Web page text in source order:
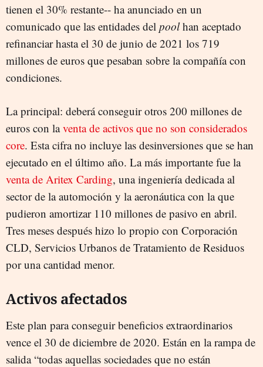
tienen el 30% restante-- ha anunciado en un
comunicado que las entidades del poolhan aceptado
refinanciar hasta el 30 de junio de 2021 los 719
millones de euros que pesaban sobre la compañía con
condiciones.
La principal: deberá conseguir otros 200 millones de
euros con laventa de activos que no son considerados
core. Esta cifra no incluye las desinversiones que se han
ejecutado en el último año. La más importante fue la
venta de Aritex Carding, una ingeniería dedicada al
sector de la automoción y la aeronáutica con la que
pudieron amortizar 110 millones de pasivo en abril.
Tres meses después hizo lo propio con Corporación
CLD, Servicios Urbanos de Tratamiento de Residuos
por una cantidad menor.
Activos afectados
Este plan para conseguir beneficios extraordinarios
vence el 30 de diciembre de 2020. Están en la rampa de
salida “todas aquellas sociedades que no están